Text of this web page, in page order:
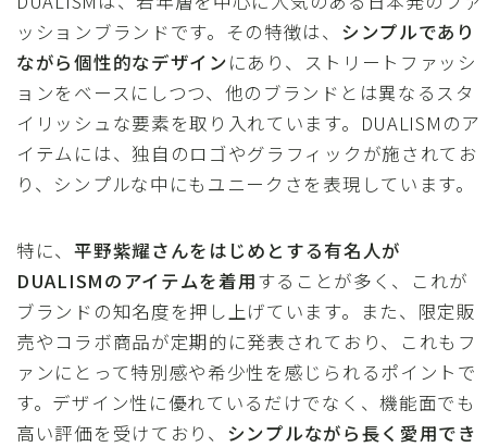
ッションブランドです。その特徴は、 シンプルであり
ながら個性的なデザインにあり、ストリートファッシ
ョンをベースにしつつ、他のブランドとは異なるスタ
イリッシュな要素を取り入れています。DUALISMのア
イテムには、独自のロゴやグラフィックが施されてお
り、シンプルな中にもユニークさを表現しています。
特に、平野紫耀さんをはじめとする有名人が
DUALISMのアイテムを着用することが多く、これが
ブランドの知名度を押し上げています。また、限定販
売やコラボ商品が定期的に発表されており、これもフ
ァンにとって特別感や希少性を感じられるポイントで
す。デザイン性に優れているだけでなく、機能面でも
高い評価を受けており、 シンプルながら長く愛用でき